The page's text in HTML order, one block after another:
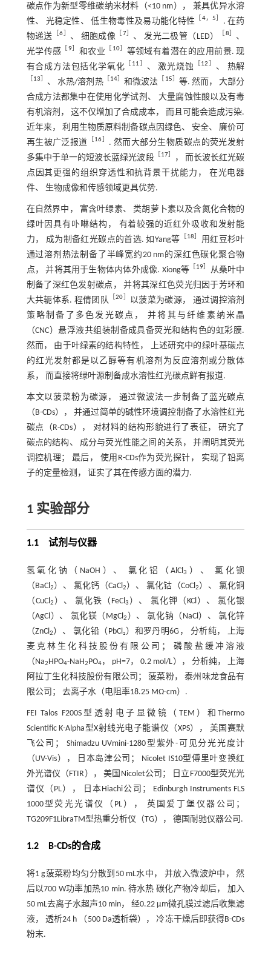
碳点作为新型零维碳纳米材料（<10 nm）， 兼具优异水溶
性、 光稳定性、 低生物毒性及易功能化特性
［4，5］
. 在药
物递送 ［6］ 、 细胞成像 ［ 7］ 、 发光二极管（LED） ［8］ 、
光学传感 ［9］ 和农业 ［ 10］ 等领域有着潜在的应用前景. 现
有合成方法包括化学氧化 ［ 11］ 、 激光烧蚀 ［12］ 、 热解
［13］ 、 水热/溶剂热 ［14］ 和微波法 ［ 15］ 等. 然而， 大部分
合成方法都集中在使用化学试剂、 大量腐蚀性酸以及有毒
有机溶剂， 这不仅增加了合成成本， 而且可能会造成污染.
近年来， 利用生物质原料制备碳点因绿色、 安全、 廉价可
再生被广泛报道 ［16］ . 然而大部分生物质碳点的荧光发射
多集中于单一的短波长蓝绿光波段［17］
， 而长波长红光碳
点因其更强的组织穿透性和抗背景干扰能力， 在光电器
件、 生物成像和传感领域更具优势.
在自然界中， 富含叶绿素、 类胡萝卜素以及含氮化合物的
绿叶因具有卟啉结构， 有着较强的近红外吸收和发射能
力， 成为制备红光碳点的首选. 如Yang等 ［18］
用红豆杉叶
通过溶剂热法制备了半峰宽约20 nm的深红色碳化聚合物
点， 并将其用于生物体内体外成像. Xiong等 ［19］
从桑叶中
制备了深红色发射碳点， 并将其深红色荧光归因于芳环和
大共轭体系. 程倩团队 ［20］ 以菠菜为碳源， 通过调控溶剂
策略制备了多色发光碳点， 并将其与纤维素纳米晶
（CNC）悬浮液共组装制备成具备荧光和结构色的虹彩膜.
然而， 由于叶绿素的结构特性， 上述研究中的绿叶基碳点
的红光发射都是以乙醇等有机溶剂为反应溶剂或分散体
系， 而直接将绿叶源制备成水溶性红光碳点鲜有报道.
本文以菠菜粉为碳源， 通过微波法一步制备了蓝光碳点
（B-CDs）， 并通过简单的碱性环境调控制备了水溶性红光
碳点（R-CDs）， 对材料的结构形貌进行了表征， 研究了
碳点的结构、 成分与荧光性能之间的关系， 并阐明其荧光
调控机理； 最后， 使用R-CDs作为荧光探针， 实现了铅离
子的定量检测， 证实了其在传感方面的潜力.
1 实验部分
1.1 试剂与仪器
氢氧化钠（NaOH）、 氯化铝（AlCl3 ）、 氯化钡
（BaCl 2）、 氯化钙（CaCl2）、 氯化钴（CoCl2）、 氯化铜
（CuCl 2 ）、 氯化铁（FeCl3 ）、 氯化钾（KCl）、 氯化银
（AgCl）、 氯化镁（MgCl 2 ）、 氯化钠（NaCl）、 氯化锌
（ZnCl2）、 氯化铅（PbCl₂）和罗丹明6G， 分析纯， 上海
麦克林生化科技股份有限公司； 磷酸盐缓冲溶液
（Na2HPO4-NaH2PO4， pH=7， 0.2 mol/L）， 分析纯， 上海
阿拉丁生化科技股份有限公司； 菠菜粉， 泰州味龙食品有
限公司； 去离子水（电阻率18.25 MΩ∙cm）.
FEI Talos F200S型透射电子显微镜（TEM）和Thermo
Scientific K-Alpha型X射线光电子能谱仪（XPS）， 美国赛默
飞公司； Shimadzu UVmini-1280型紫外-可见分光光度计
（UV-Vis）， 日本岛津公司； Nicolet IS10型傅里叶变换红
外光谱仪（FTIR）， 美国Nicolet公司； 日立F7000型荧光光
谱仪（PL）， 日本Hiachi公司； Edinburgh Instruments FLS
1000型荧光光谱仪（PL）， 英国爱丁堡仪器公司；
TG209F1LibraTM型热重分析仪（TG）， 德国耐驰仪器公司.
1.2 B-CDs的合成
将1 g菠菜粉均匀分散到50 mL水中， 并放入微波炉中， 然
后以700 W功率加热10 min. 待水热 碳化产物冷却后， 加入
50 mL去离子水超声10 min， 经0.22 μm微孔膜过滤后收集滤
液， 透析24 h （500 Da透析袋）， 冷冻干燥后即获得B-CDs
粉末.